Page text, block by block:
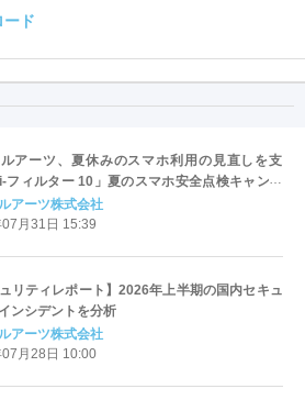
ード
アーツ、夏休みのスマホ利用の見直しを支
ィルター 10」夏のスマホ安全点検キャンペ
始
アーツ株式会社
月31日 15:39
ュリティレポート】2026年上半期の国内セキュ
ンシデントを分析
アーツ株式会社
月28日 10:00